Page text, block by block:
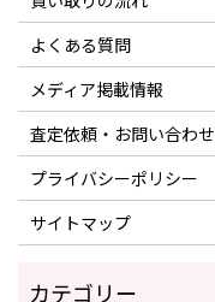
よくある質問
メディア掲載情報
査定依頼・お問い合わせ
プライバシーポリシー
サイトマップ